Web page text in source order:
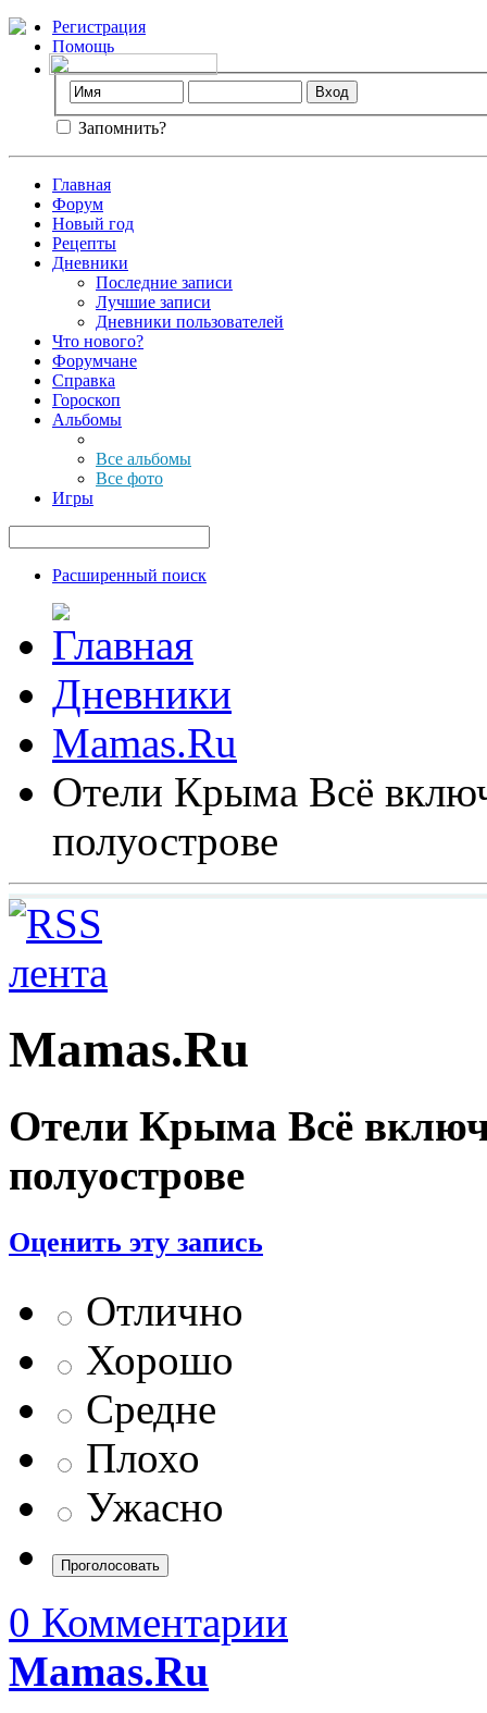
Регистрация
Помощь
Запомнить?
Главная
Форум
Новый год
Рецепты
Дневники
Последние записи
Лучшие записи
Дневники пользователей
Что нового?
Форумчане
Справка
Гороскоп
Альбомы
Все альбомы
Все фото
Игры
Расширенный поиск
Дневники
Mamas.Ru
Отели Крыма Всё
полуострове
Mamas.Ru
Отели Крыма Всё
полуострове
Оценить эту запись
Отлично
Хорошо
Средне
Плохо
Ужасно
0 Комментарии
Mamas.Ru